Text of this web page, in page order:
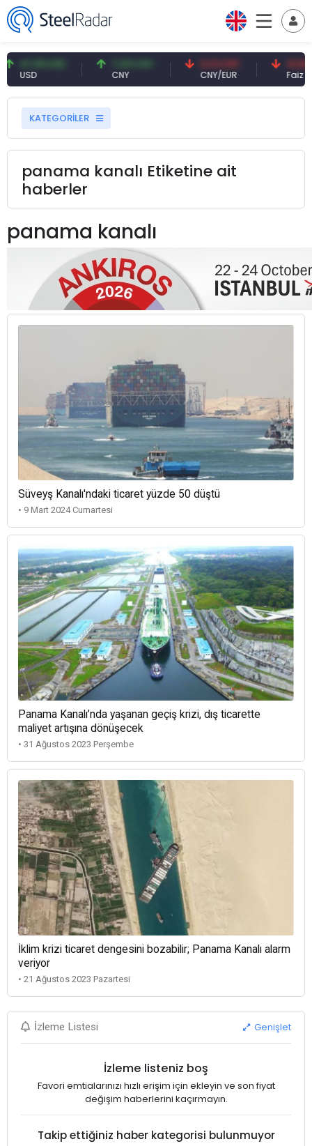
47,59 USD
USD
7,09 CNY
CNY
0,13 CNY
CNY/EUR
41,53
Faiz
KATEGORİLER
panama kanalı Etiketine ait
haberler
panama kanalı
Süveyş Kanalı'ndaki ticaret yüzde 50 düştü
• 9 Mart 2024 Cumartesi
Panama Kanalı’nda yaşanan geçiş krizi, dış ticarette
maliyet artışına dönüşecek
• 31 Ağustos 2023 Perşembe
İklim krizi ticaret dengesini bozabilir; Panama Kanalı alarm
veriyor
• 21 Ağustos 2023 Pazartesi
İzleme Listesi Genişlet
İzleme listeniz boş
Favori emtialarınızı hızlı erişim için ekleyin ve son fiyat
değişim haberlerini kaçırmayın.
Takip ettiğiniz haber kategorisi bulunmuyor